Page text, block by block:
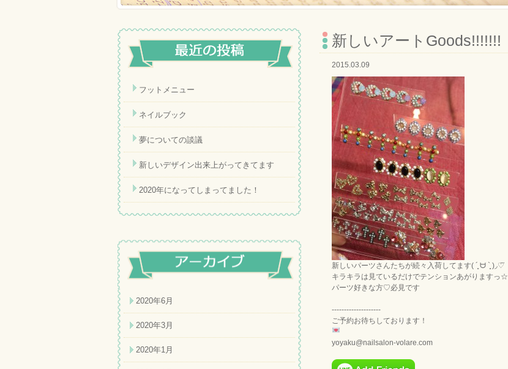
新しいアートGoods!!!!!!!
2015.03.09
新しいパーツさんたちが続々入荷してます( ´͈ ᗨ `͈ )◞♡⃛
キラキラは見ているだけでテンションあがりますっ☆
パーツ好きな方♡必見です
--------------------
ご予約お待ちしております！
yoyaku@nailsalon-volare.com
フットメニュー
ネイルブック
夢についての談議
新しいデザイン出来上がってきてます
2020年になってしまってました！
2020年6月
2020年3月
2020年1月